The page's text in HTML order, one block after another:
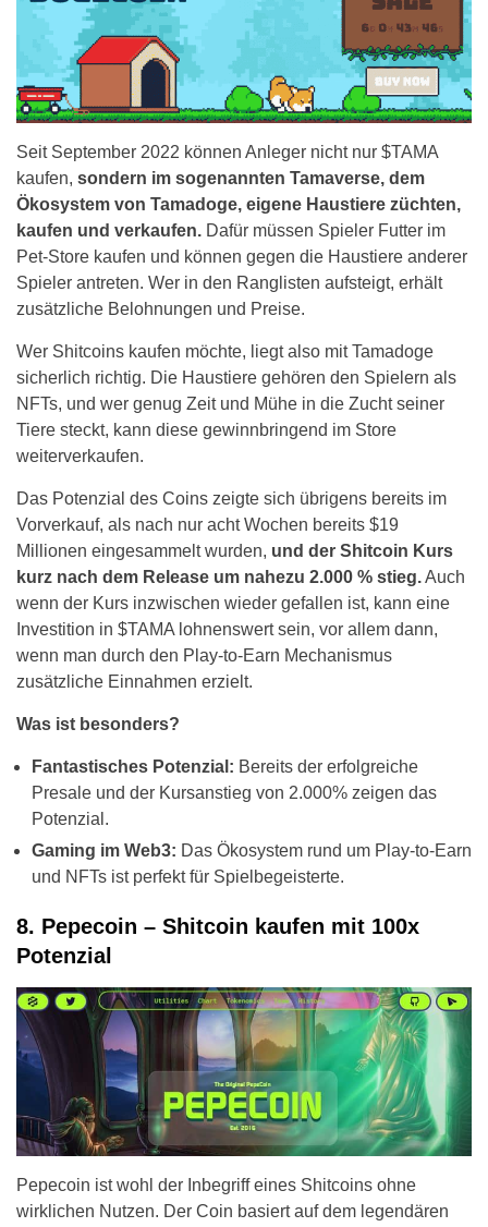
Seit September 2022 können Anleger nicht nur $TAMA
kaufen, sondern im sogenannten Tamaverse, dem
Ökosystem von Tamadoge, eigene Haustiere züchten,
kaufen und verkaufen. Dafür müssen Spieler Futter im
Pet-Store kaufen und können gegen die Haustiere anderer
Spieler antreten. Wer in den Ranglisten aufsteigt, erhält
zusätzliche Belohnungen und Preise.
Wer Shitcoins kaufen möchte, liegt also mit Tamadoge
sicherlich richtig. Die Haustiere gehören den Spielern als
NFTs, und wer genug Zeit und Mühe in die Zucht seiner
Tiere steckt, kann diese gewinnbringend im Store
weiterverkaufen.
Das Potenzial des Coins zeigte sich übrigens bereits im
Vorverkauf, als nach nur acht Wochen bereits $19
Millionen eingesammelt wurden, und der Shitcoin Kurs
kurz nach dem Release um nahezu 2.000 % stieg.Auch
wenn der Kurs inzwischen wieder gefallen ist, kann eine
Investition in $TAMA lohnenswert sein, vor allem dann,
wenn man durch den Play-to-Earn Mechanismus
zusätzliche Einnahmen erzielt.
Was ist besonders?
Fantastisches Potenzial: Bereits der erfolgreiche
Presale und der Kursanstieg von 2.000% zeigen das
Potenzial.
Gaming im Web3: Das Ökosystem rund um Play-to-Earn
und NFTs ist perfekt für Spielbegeisterte.
8. Pepecoin – Shitcoin kaufen mit 100x
Potenzial
Pepecoin ist wohl der Inbegriff eines Shitcoins ohne
wirklichen Nutzen. Der Coin basiert auf dem legendären